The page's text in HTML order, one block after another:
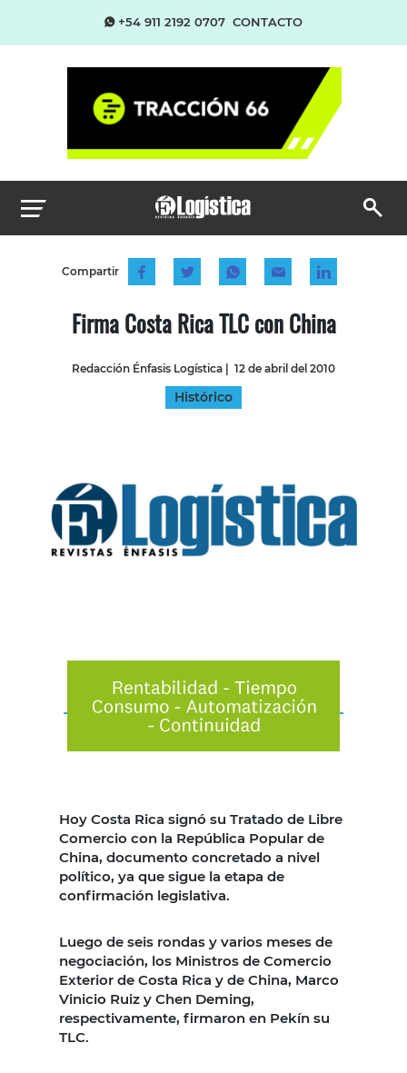
+54 911 2192 0707 CONTACTO
Compartir
Firma Costa Rica TLC con China
Redacción Énfasis Logística | 12 de abril del 2010
Histórico
Hoy Costa Rica signó su Tratado de Libre
Comercio con la República Popular de
China, documento concretado a nivel
político, ya que sigue la etapa de
confirmación legislativa.
Luego de seis rondas y varios meses de
negociación, los Ministros de Comercio
Exterior de Costa Rica y de China, Marco
Vinicio Ruiz y Chen Deming,
respectivamente, firmaron en Pekín su
TLC.